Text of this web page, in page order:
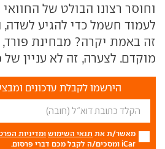
וחוסר רצונו הבולט של
לעמוד חשמל כדי להגיע לשדה,
זה באמת יקרה? מבחינת
מוקדם. לצערה, זה לא עניין של
הירשמו לקבלת עדכונים
מאשר/ת את תנאי השימוש ומדיניות
iCar ומסכים/ה לקבל מכם דברי פרסום.